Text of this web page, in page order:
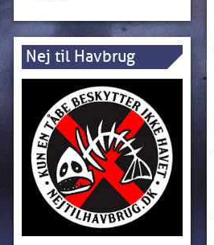
Nej til Havbrug